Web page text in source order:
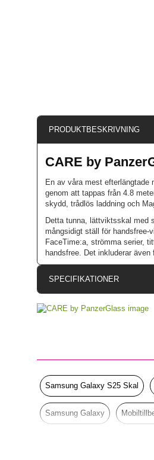
PRODUKTBESKRIVNING
CARE by
En av våra mest efterlängtade
genom att tappas från 4.8
skydd, trådlös laddning och
Detta tunna, lättviktsskal med
mångsidigt ställ för handsfree-
FaceTime:a, strömma serier,
handsfree. Det inkluderar
SPECIFIKATIONER
Egenskaper
Färg
Material
Varumärke
Samsung Galaxy S25 Skal
Samsung Galaxy